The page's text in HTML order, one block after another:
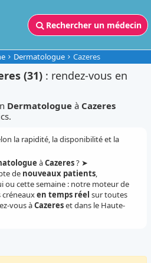
Rechercher un médecin
Dermatologue Cazeres
(31) : rendez-vous en
Dermatologue à Cazeres
la rapidité, la disponibilité et la
àCazeres? ➤
de nouveaux patients,
ou cette semaine : notre moteur de
créneauxen temps réel sur toutes
vous àCazereset dans le Haute-